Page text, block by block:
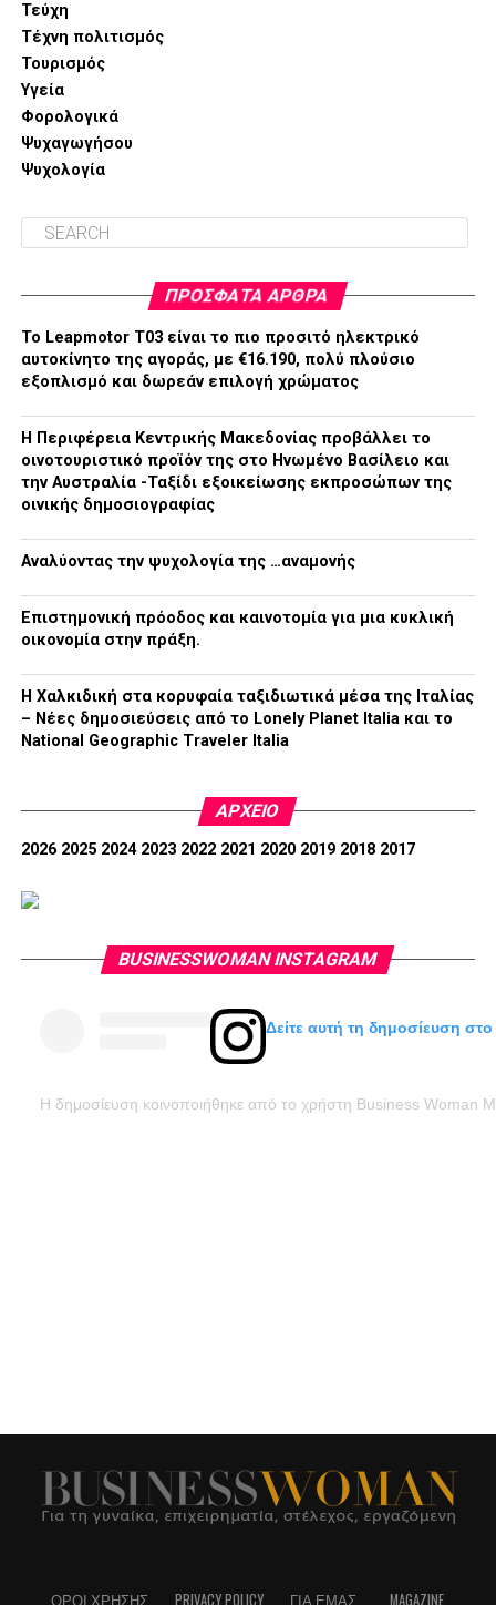
Τεύχη
Τέχνη πολιτισμός
Τουρισμός
Υγεία
Φορολογικά
Ψυχαγωγήσου
Ψυχολογία
ΠΡΌΣΦΑΤΑ ΆΡΘΡΑ
Το Leapmotor T03 είναι το πιο προσιτό ηλεκτρικό
αυτοκίνητο της αγοράς, με €16.190, πολύ πλούσιο
εξοπλισμό και δωρεάν επιλογή χρώματος
H Περιφέρεια Κεντρικής Μακεδονίας προβάλλει το
οινοτουριστικό προϊόν της στο Ηνωμένο Βασίλειο και
την Αυστραλία -Ταξίδι εξοικείωσης εκπροσώπων της
οινικής δημοσιογραφίας
Αναλύοντας την ψυχολογία της …αναμονής
Επιστημονική πρόοδος και καινοτομία για μια κυκλική
οικονομία στην πράξη.
Η Χαλκιδική στα κορυφαία ταξιδιωτικά μέσα της Ιταλίας
– Νέες δημοσιεύσεις από το Lonely Planet Italia και το
National Geographic Traveler Italia
ΑΡΧΕΊΟ
2026 2025 2024 2023 2022 2021 2020 2019 2018 2017
BUSINESSWOMAN INSTAGRAM
Δείτε αυτή τη δημοσίευση
Η δημοσίευση κοινοποιήθηκε από το χρήστη Business Woman
ΌΡΟΙ ΧΡΉΣΗΣ PRIVACY POLICY ΓΙΑ ΕΜΆΣ.. MAGAZINE